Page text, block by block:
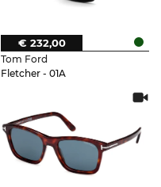
Tom Ford
Fletcher - 01A
€ 232,00